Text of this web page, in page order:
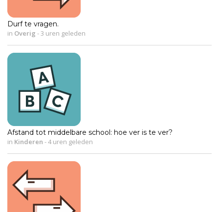
Durf te vragen.
in Overig -3 uren geleden
Afstand tot middelbare school: hoe ver is te ver?
in Kinderen -4 uren geleden